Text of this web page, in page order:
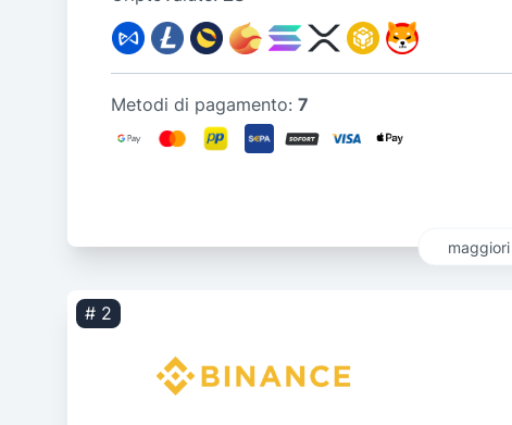
Metodi di pagamento: 7
# 2